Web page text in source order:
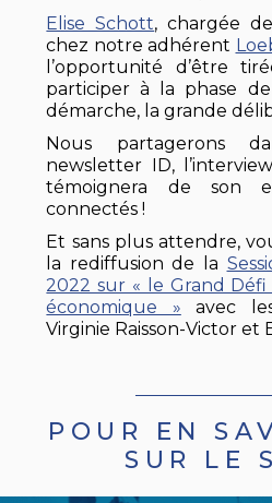
Elise Schott, chargée
chez notre adhérent
l’opportunité d’être
participer à la phase
démarche, la grande
Nous partagerons
newsletter ID,
témoignera de son
connectés !
Et sans plus attendre,
la rediffusion de la
2022 sur « le Grand
économique » avec
Virginie Raisson-Victor et
POUR EN
SUR LE